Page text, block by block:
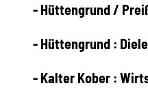
- Hüttengrund /
- Hüttengrund :
- Kalter Kober :